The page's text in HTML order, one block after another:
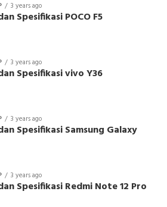
3 years ago
Spesifikasi POCO F5
3 years ago
Spesifikasi vivo Y36
3 years ago
Spesifikasi Samsung Galaxy
3 years ago
Spesifikasi Redmi Note 12 Pro